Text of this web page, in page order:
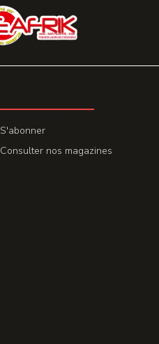
S'abonner
Consulter nos magazines